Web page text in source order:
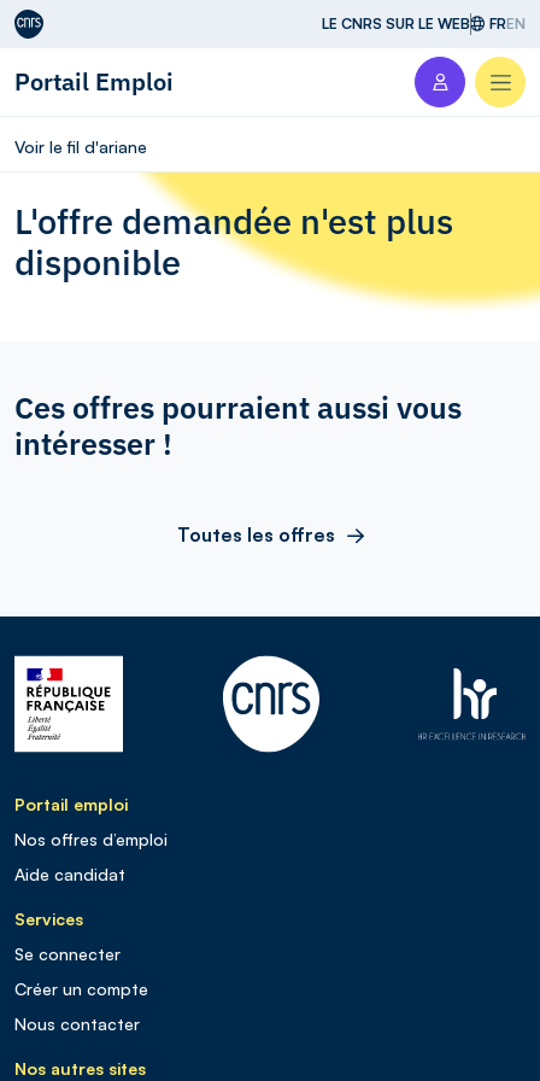
Aller au contenu LE CNRS SUR LE WEB FREN
Portail Emploi
Voir le fil d'ariane
L'offre demandée n'est plus
disponible
Ces offres pourraient aussi vous
intéresser !
Toutes les offres
Portail emploi
Nos offres d’emploi
Aide candidat
Services
Se connecter
Créer un compte
Nous contacter
Nos autres sites